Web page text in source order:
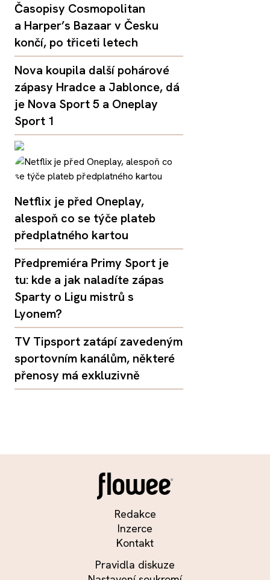
Časopisy Cosmopolitan
a Harper’s Bazaar v Česku
končí, po třiceti letech
Nova koupila další pohárové
zápasy Hradce a Jablonce, dá
je Nova Sport 5 a Oneplay
Sport 1
Netflix je před Oneplay,
alespoň co se týče plateb
předplatného kartou
Předpremiéra Primy Sport je
tu: kde a jak naladíte zápas
Sparty o Ligu mistrů s
Lyonem?
TV Tipsport zatápí zavedeným
sportovním kanálům, některé
přenosy má exkluzivně
Redakce
Inzerce
Kontakt
Pravidla diskuze